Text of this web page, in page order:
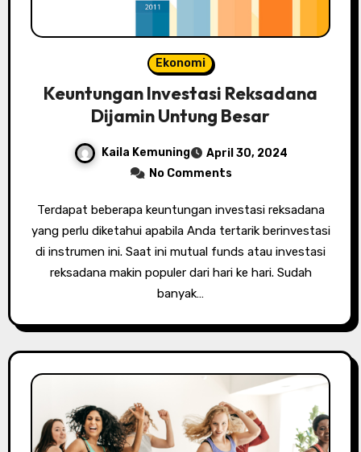
Ekonomi
Keuntungan Investasi Reksadana
Dijamin Untung Besar
Kaila Kemuning
April 30, 2024
No Comments
Terdapat beberapa keuntungan investasi reksadana
yang perlu diketahui apabila Anda tertarik berinvestasi
di instrumen ini. Saat ini mutual funds atau investasi
reksadana makin populer dari hari ke hari. Sudah
banyak…